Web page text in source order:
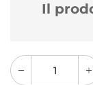
Il
quantity